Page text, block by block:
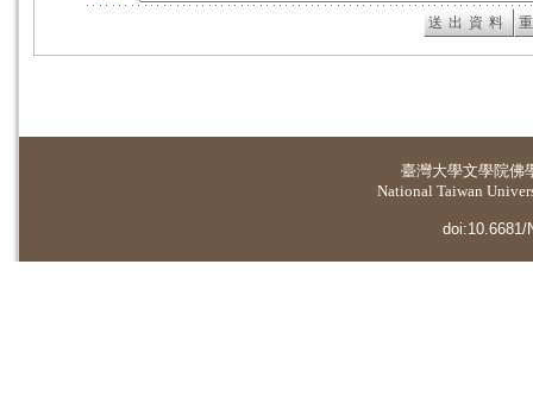
臺灣大學文學院佛
National Taiwan
doi:10.6681/